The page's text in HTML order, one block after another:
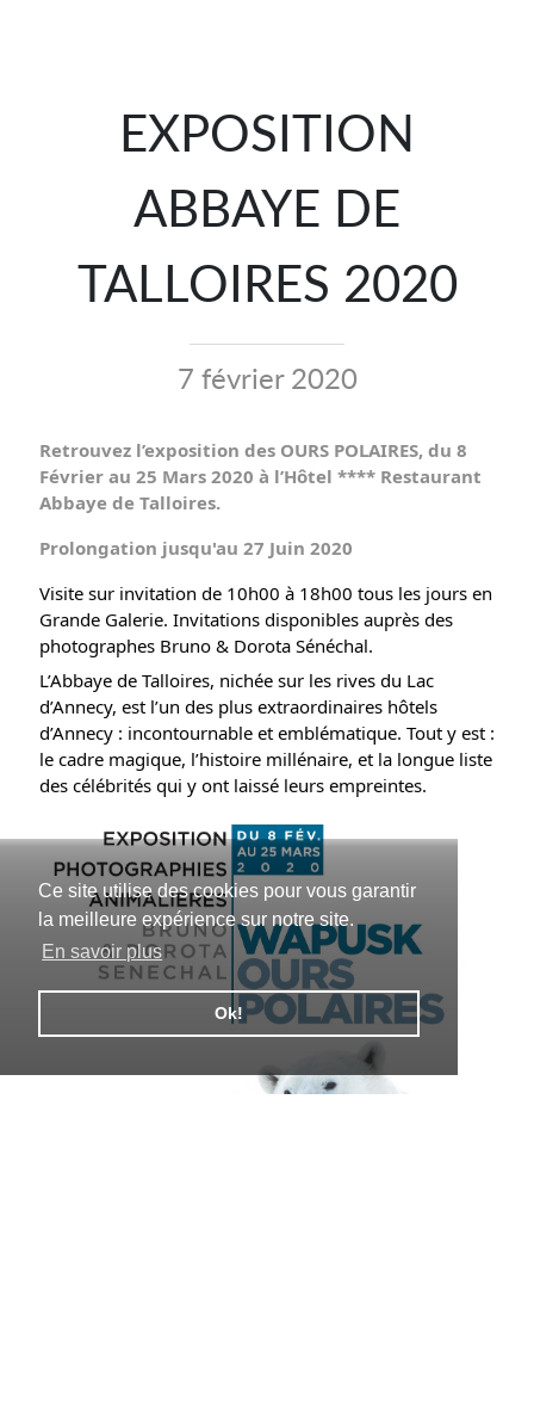
Ce site utilise des cookies pour vous garantir
la meilleure expérience sur notre site.
En savoir plus
Ok!
EXPOSITION
ABBAYE DE
TALLOIRES 2020
7 février 2020
Retrouvez l’exposition des OURS POLAIRES, du 8
Abbaye de Talloires.
Prolongation jusqu'au 27 Juin 2020
Visite sur invitation de 10h00 à 18h00 tous les jours en
Grande Galerie. Invitations disponibles auprès des
photographes Bruno & Dorota Sénéchal.
L’Abbaye de Talloires, nichée sur les rives du Lac
d’Annecy, est l’un des plus extraordinaires hôtels
d’Annecy : incontournable et emblématique. Tout y est :
le cadre magique, l’histoire millénaire, et la longue liste
des célébrités qui y ont laissé leurs empreintes.